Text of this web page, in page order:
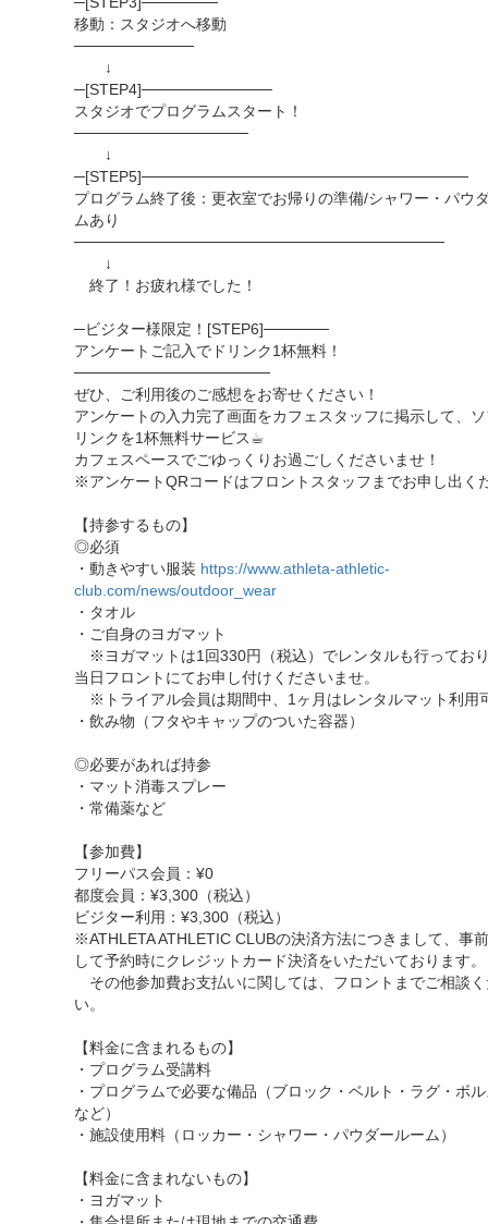
移動：スタジオへ移動
───────────
↓
─[STEP4]────────────
スタジオでプログラムスタート！
────────────────
↓
─[STEP5]──────────────────────────────
プログラム終了後：更衣室でお帰りの準備/シャワー・パウ
ムあり
──────────────────────────────────
↓
終了！お疲れ様でした！
─ビジター様限定！[STEP6]──────
アンケートご記入でドリンク1杯無料！
──────────────────
ぜひ、ご利用後のご感想をお寄せください！
アンケートの入力完了画面をカフェスタッフに掲示して、
リンクを1杯無料サービス☕︎
カフェスペースでごゆっくりお過ごしくださいませ！
※アンケートQRコードはフロントスタッフまでお申し出く
【持参するもの】
◎必須
・動きやすい服装 https://www.athleta-athletic-
club.com/news/outdoor_wear
・タオル
・ご自身のヨガマット
※ヨガマットは1回330円（税込）でレンタルも行ってお
当日フロントにてお申し付けくださいませ。
※トライアル会員は期間中、1ヶ月はレンタルマット利用
・飲み物（フタやキャップのついた容器）
◎必要があれば持参
・マット消毒スプレー
・常備薬など
【参加費】
フリーパス会員：¥0
都度会員：¥3,300（税込）
ビジター利用：¥3,300（税込）
※ATHLETA ATHLETIC CLUBの決済方法につきまして、事
して予約時にクレジットカード決済をいただいております。
その他参加費お支払いに関しては、フロントまでご相談
い。
【料金に含まれるもの】
・プログラム受講料
・プログラムで必要な備品（ブロック・ベルト・ラグ・ボ
など）
・施設使用料（ロッカー・シャワー・パウダールーム）
【料金に含まれないもの】
・ヨガマット